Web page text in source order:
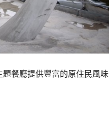
餐廳提供豐富的原住民風味